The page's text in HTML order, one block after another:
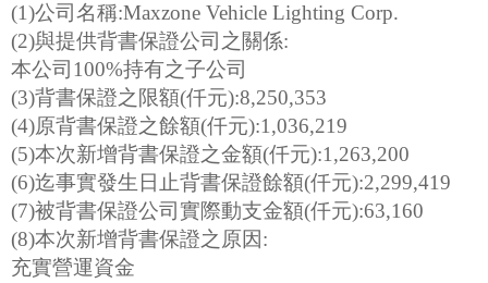
(1)公司名稱:Maxzone Vehicle Lighting Corp.
(2)與提供背書保證公司之關係:
本公司100%持有之子公司
(3)背書保證之限額(仟元):8,250,353
(4)原背書保證之餘額(仟元):1,036,219
(5)本次新增背書保證之金額(仟元):1,263,200
(6)迄事實發生日止背書保證餘額(仟元):2,299,419
(7)被背書保證公司實際動支金額(仟元):63,160
(8)本次新增背書保證之原因:
充實營運資金